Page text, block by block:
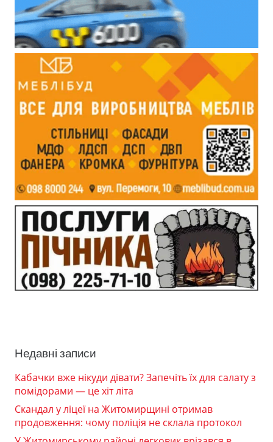
Недавні записи
Кабачки вже нікуди дівати? Запечіть їх для салату з
помідорами — це хіт літа
Скандал у ліцеї на Житомирщині отримав
продовження: чому поліція не склала протокол